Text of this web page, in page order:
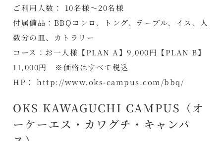
ご利用人数： 10名様～20名様
付属備品：BBQコンロ、トング、テーブル、イス、人
数分の皿、カトラリー
コース：お一人様【PLAN A】9,000円【PLAN B】
11,000円 ※価格はすべて税込
HP：http://www.oks-campus.com/bbq/
OKS KAWAGUCHI CAMPUS（オ
ーケーエス・カワグチ・キャンパ